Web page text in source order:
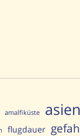
amalfiküste asien
flugdauer